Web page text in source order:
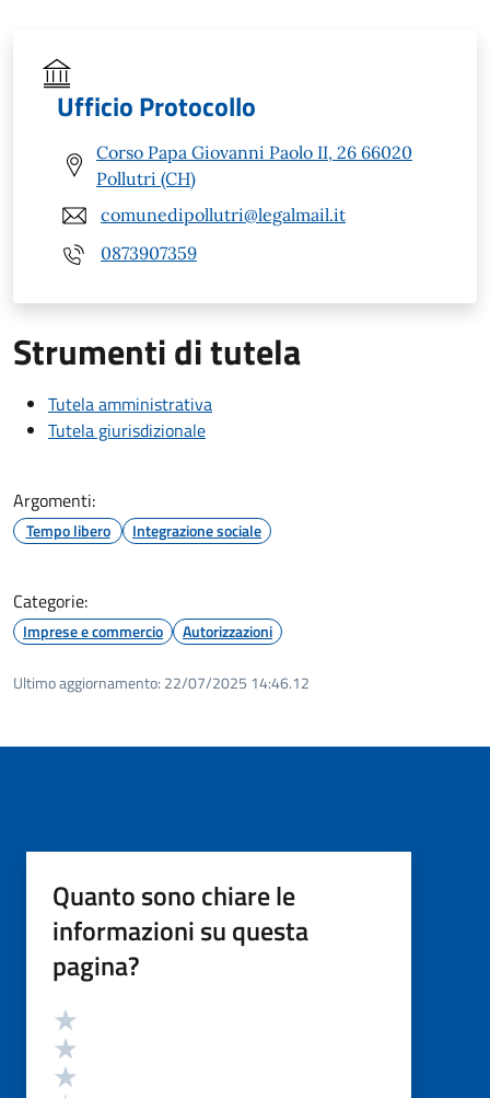
Ufficio Protocollo
Corso Papa Giovanni Paolo II, 26 66020
Pollutri (CH)
comunedipollutri@legalmail.it
0873907359
Strumenti di tutela
Tutela amministrativa
Tutela giurisdizionale
Argomenti:
Tempo libero Integrazione sociale
Categorie:
Imprese e commercio Autorizzazioni
Ultimo aggiornamento: 22/07/2025 14:46.12
Quanto sono chiare le
informazioni su questa
pagina?
Valutazione